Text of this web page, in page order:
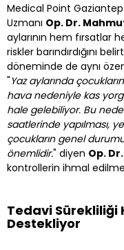
Medical Point
Uzmanı Op. Dr.
aylarının hem fırsatlar
riskler barındırdığını
döneminde de aynı
"Yaz aylarında
hava nedeniyle kas
hale gelebiliyor. Bu
saatlerinde yapılması,
çocukların genel
önemlidir." diyen Op.
kontrollerin ihmal
Tedavi
Destekliyor